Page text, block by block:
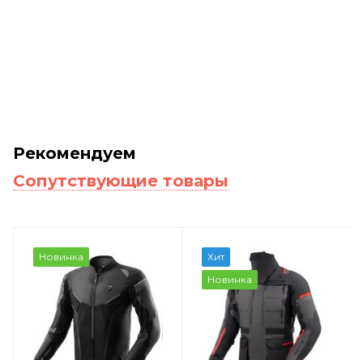
Рекомендуем
Сопутствующие товары
Новинка
Хит
Новинка